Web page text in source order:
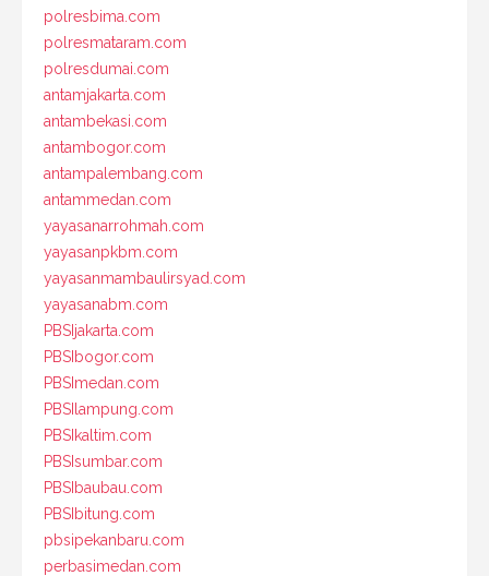
polresbima.com
polresmataram.com
polresdumai.com
antamjakarta.com
antambekasi.com
antambogor.com
antampalembang.com
antammedan.com
yayasanarrohmah.com
yayasanpkbm.com
yayasanmambaulirsyad.com
yayasanabm.com
PBSIjakarta.com
PBSIbogor.com
PBSImedan.com
PBSIlampung.com
PBSIkaltim.com
PBSIsumbar.com
PBSIbaubau.com
PBSIbitung.com
pbsipekanbaru.com
perbasimedan.com